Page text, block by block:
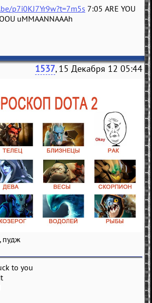
p7i0KJ7Yr9w?t=7m5s 7:05 ARE YOU
uMMAANNAAAh
1537, 15 Декабря 12 05:44
пудж
to you